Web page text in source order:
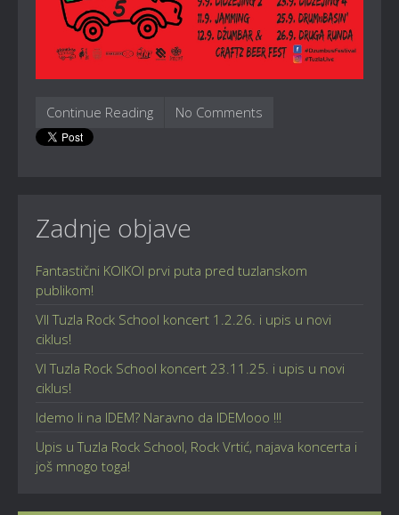
Continue Reading No Comments
Zadnje objave
Fantastični KOIKOI prvi puta pred tuzlanskom
publikom!
VII Tuzla Rock School koncert 1.2.26. i upis u novi
ciklus!
VI Tuzla Rock School koncert 23.11.25. i upis u novi
ciklus!
Idemo li na IDEM? Naravno da IDEMooo !!!
Upis u Tuzla Rock School, Rock Vrtić, najava koncerta i
još mnogo toga!